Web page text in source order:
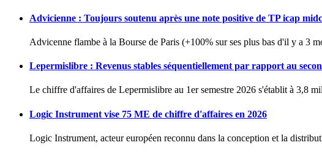
Advicienne : Toujours soutenu après une note positive de TP icap
Advicenne flambe à la Bourse de Paris (+100% sur ses plus bas d'il y a 3
Lepermislibre : Revenus stables séquentiellement par rapport au
Le chiffre d'affaires de Lepermislibre au 1er semestre 2026 s'établit à 3,8
Logic Instrument vise 75 ME de chiffre d'affaires en 2026
Logic Instrument, acteur européen reconnu dans la conception et la